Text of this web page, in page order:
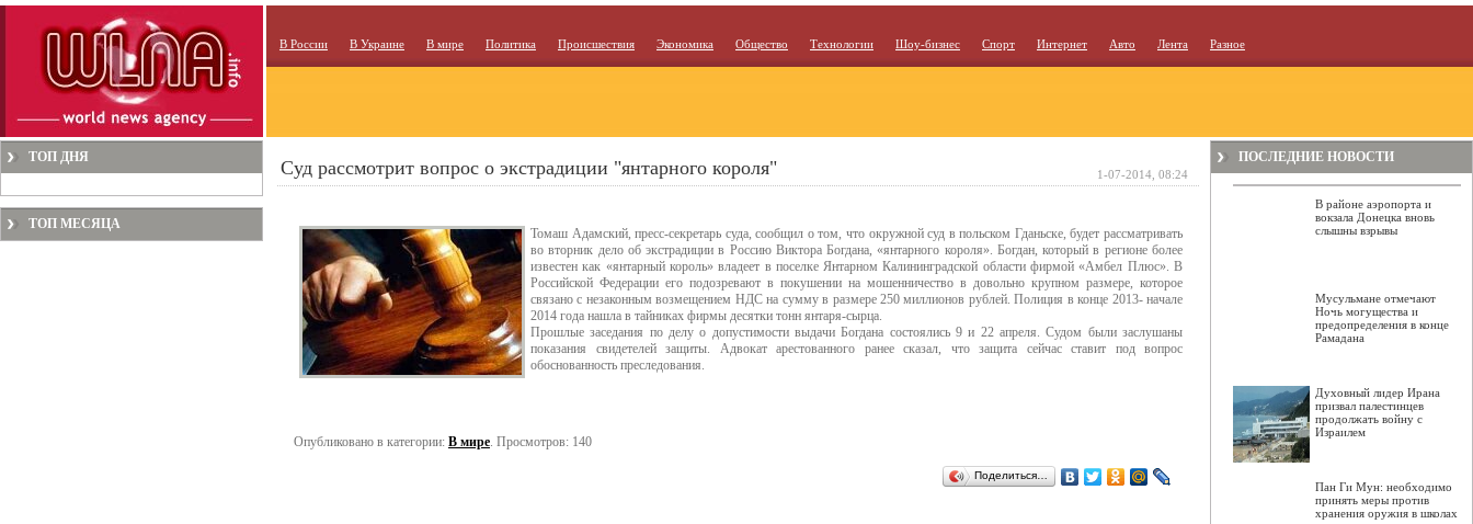
В России В Украине В мире Политика Происшествия Экономика Общество Технологии Шоу-бизнес Спорт Интернет Авто Лента Разное
ТОП ДНЯ
ТОП МЕСЯЦА
Суд рассмотрит вопрос о экстрадиции "янтарного короля"
Томаш Адамский, пресс-секретарь суда, сообщил о том, что окружной суд в польском Гданьске, будет рассматривать
во вторник дело об экстрадиции в Россию Виктора Богдана, «янтарного короля». Богдан, который в регионе более
известен как «янтарный король» владеет в поселке Янтарном Калининградской области фирмой «Амбел Плюс». В
Российской Федерации его подозревают в покушении на мошенничество в довольно крупном размере, которое
связано с незаконным возмещением НДС на сумму в размере 250 миллионов рублей. Полиция в конце 2013- начале
2014 года нашла в тайниках фирмы десятки тонн янтаря-сырца.
Прошлые заседания по делу о допустимости выдачи Богдана состоялись 9 и 22 апреля. Судом были заслушаны
показания свидетелей защиты. Адвокат арестованного ранее сказал, что защита сейчас ставит под вопрос
обоснованность преследования.
Опубликовано в категории: В мире. Просмотров: 140
Поделиться…
1-07-2014, 08:24
ПОСЛЕДНИЕ НОВОСТИ
В районе аэропорта и
вокзала Донецка вновь
слышны взрывы
Мусульмане отмечают
Ночь могущества и
предопределения в конце
Рамадана
Духовный лидер Ирана
призвал палестинцев
продолжать войну с
Израилем
Пан Ги Мун: необходимо
принять меры против
хранения оружия в школах